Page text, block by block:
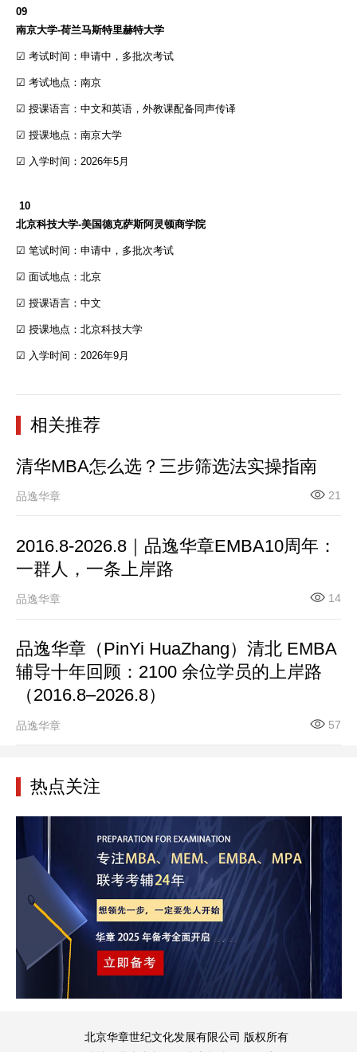
09
南京大学-荷兰马斯特里赫特大学
☑ 考试时间：申请中，多批次考试
☑ 考试地点：南京
☑ 授课语言：中文和英语，外教课配备同声传译
☑ 授课地点：南京大学
☑ 入学时间：2026年5月
10
北京科技大学-美国德克萨斯阿灵顿商学院
☑ 笔试时间：申请中，多批次考试
☑ 面试地点：北京
☑ 授课语言：中文
☑ 授课地点：北京科技大学
☑ 入学时间：2026年9月
相关推荐
清华MBA怎么选？三步筛选法实操指南
品逸华章 21
2016.8-2026.8｜品逸华章EMBA10周年：
一群人，一条上岸路
品逸华章 14
品逸华章（PinYi HuaZhang）清北 EMBA
辅导十年回顾：2100 余位学员的上岸路
（2016.8–2026.8）
品逸华章 57
热点关注
北京华章世纪文化发展有限公司 版权所有